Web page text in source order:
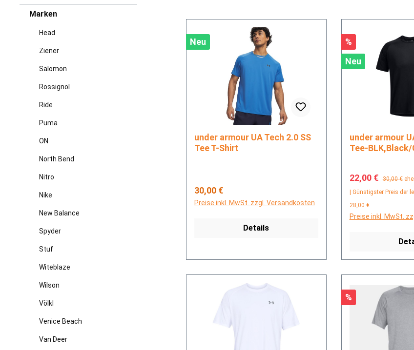
Marken
Head
Ziener
Salomon
Rossignol
Ride
Puma
ON
North Bend
Nitro
Nike
New Balance
Spyder
Stuf
Witeblaze
Wilson
Völkl
Venice Beach
Van Deer
Neu
under armour UA Tech 2.0 SS
Tee T-Shirt
Regulärer Preis:
30,00 €
Preise inkl. MwSt. zzgl. Versandkosten
Details
Rabatt
%
Neu
under armour UA Tech 2.0 SS
Tee-
Verkaufspreis:
22,00 € Regulärer
30,00 €
| Günstigster Preis der
28,00 €
Preise inkl. MwSt.
Rabatt
%